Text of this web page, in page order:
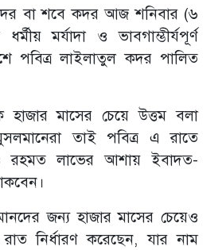
বা শবে কদর আজ শনিবার (৬
মর্যাদা ও ভাবগাম্ভীর্যপূর্ণ
পবিত্র লাইলাতুল কদর পালিত
মাসের চেয়ে উত্তম বলা
তাই পবিত্র এ রাতে
রহমত লাভের আশায় ইবাদত-
জন্য হাজার মাসের চেয়েও
নির্ধারণ করেছেন, যার নাম